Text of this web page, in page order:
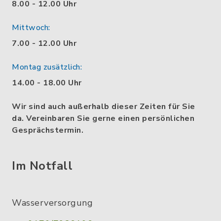
8.00 - 12.00 Uhr
Mittwoch:
7.00 - 12.00 Uhr
Montag zusätzlich:
14.00 - 18.00 Uhr
Wir sind auch außerhalb dieser Zeiten für Sie
da. Vereinbaren Sie gerne einen persönlichen
Gesprächstermin.
Im Notfall
Wasserversorgung